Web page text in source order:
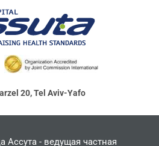
20, Tel Aviv-Yafo
Ассута- ведущая частная